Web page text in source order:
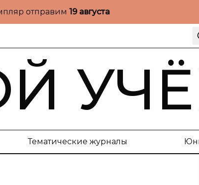
отправим 19 августа
Тематические журналы